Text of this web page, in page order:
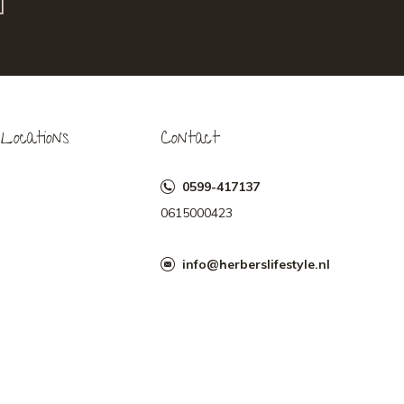
Locations Contact
0599-417137
0615000423
info@herberslifestyle.nl